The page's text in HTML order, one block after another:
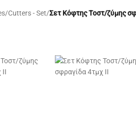
/Cutters - Set/Σετ Κόφτης Τοστ/ζύμης